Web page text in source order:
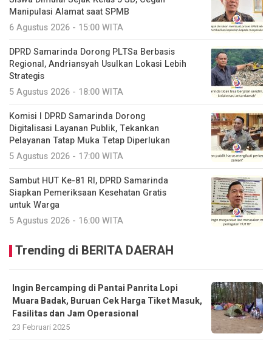
Manipulasi Alamat saat SPMB
6 Agustus 2026 - 15:00 WITA
DPRD Samarinda Dorong PLTSa Berbasis
Regional, Andriansyah Usulkan Lokasi Lebih
Strategis
5 Agustus 2026 - 18:00 WITA
Komisi I DPRD Samarinda Dorong
Digitalisasi Layanan Publik, Tekankan
Pelayanan Tatap Muka Tetap Diperlukan
5 Agustus 2026 - 17:00 WITA
Sambut HUT Ke-81 RI, DPRD Samarinda
Siapkan Pemeriksaan Kesehatan Gratis
untuk Warga
5 Agustus 2026 - 16:00 WITA
Trending di BERITA DAERAH
Ingin Bercamping di Pantai Panrita Lopi
Muara Badak, Buruan Cek Harga Tiket Masuk,
Fasilitas dan Jam Operasional
23 Februari 2025